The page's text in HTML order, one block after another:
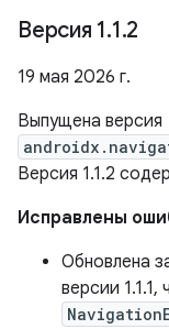
Версия 1.1.2
19 мая 2026 г.
Выпущена версия
Версия 1.1.2
Исправлены
Обновлена
версии